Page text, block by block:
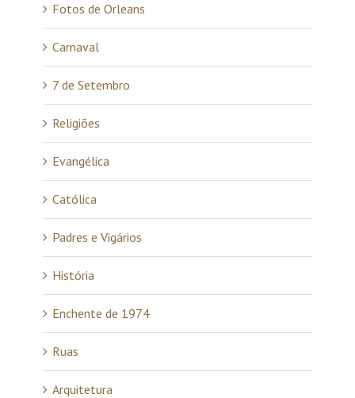
Fotos de Orleans
Carnaval
7 de Setembro
Religiões
Evangélica
Católica
Padres e Vigários
História
Enchente de 1974
Ruas
Arquitetura